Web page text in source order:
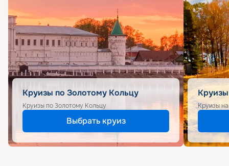
Круизы по Золотому Кольцу
Круизы по Золотому Кольцу
Выбрать круиз
Круизы